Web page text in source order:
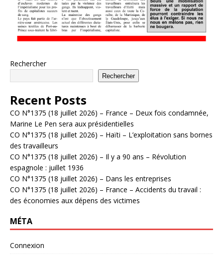
Rechercher
Rechercher
Recent Posts
CO N°1375 (18 juillet 2026) – France – Deux fois condamnée,
Marine Le Pen sera aux présidentielles
CO N°1375 (18 juillet 2026) – Haïti – L’exploitation sans bornes
des travailleurs
CO N°1375 (18 juillet 2026) – Il y a 90 ans – Révolution
espagnole : juillet 1936
CO N°1375 (18 juillet 2026) – Dans les entreprises
CO N°1375 (18 juillet 2026) – France – Accidents du travail :
des économies aux dépens des victimes
MÉTA
Connexion